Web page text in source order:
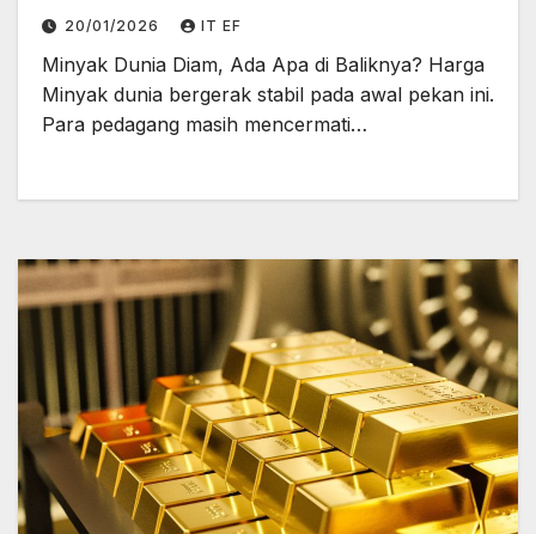
20/01/2026 IT EF
Minyak Dunia Diam, Ada Apa di Baliknya? Harga
Minyak dunia bergerak stabil pada awal pekan ini.
Para pedagang masih mencermati…